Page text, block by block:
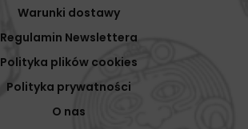
Warunki dostawy
Regulamin Newslettera
Polityka plików cookies
Polityka prywatności
O nas